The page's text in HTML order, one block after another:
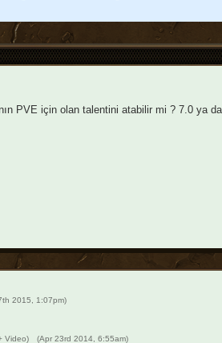
PVE için olan talentini atabilir mi ? 7.0 ya
2015, 1:07pm)
Video) (Apr 23rd 2014, 6:55am)